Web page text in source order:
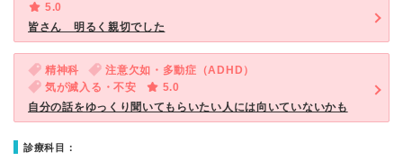
5.0
皆さん 明るく親切でした
精神科
注意欠如・多動症（ADHD）
気が滅入る・不安
5.0
自分の話をゆっくり聞いてもらいたい人には向いていないかも
診療科目：